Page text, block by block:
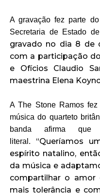
A gravação fez parte
Secretaria de Estado
gravado no dia 8 de
com a participação
e Ofícios Claudio
maestrina Elena
A The Stone Ramos
música do quarteto
banda afirma
literal. “Queríamos
espírito natalino,
da música e
compartilhar o
mais tolerância e